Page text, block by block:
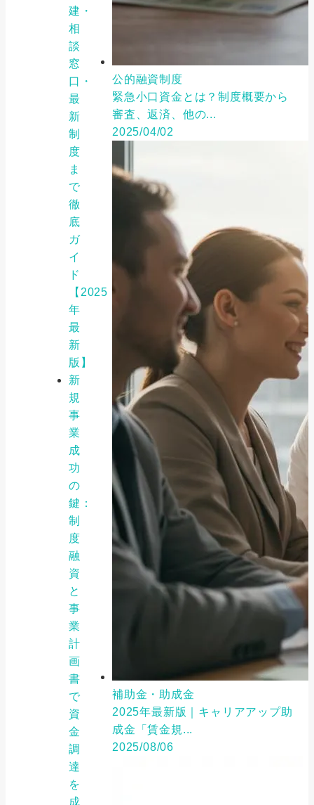
建・
相
談
窓
口・
最
新
制
度
ま
で
徹
底
ガ
イ
ド
【2025
年
最
新
版】
新
規
事
業
成
功
の
鍵：
制
度
融
資
と
事
業
計
画
書
で
資
金
調
達
を
成
公的融資制度
緊急小口資金とは？制度概要から
審査、返済、他の...
2025/04/02
補助金・助成金
2025年最新版｜キャリアアップ助
成金「賃金規...
2025/08/06